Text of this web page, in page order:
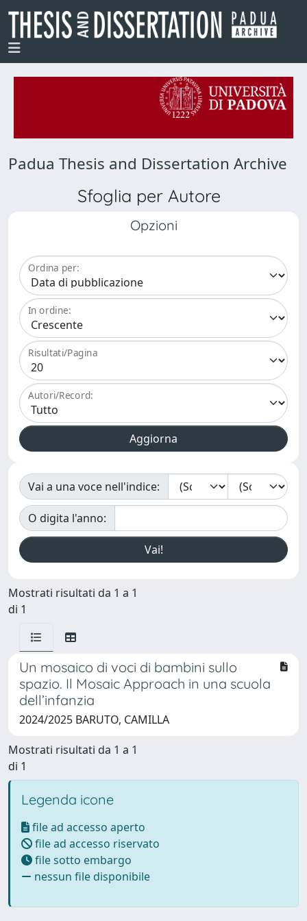
Padua Thesis and Dissertation Archive
Sfoglia per Autore
Opzioni
Ordina per:
In ordine:
Risultati/Pagina
Autori/Record:
Vai a una voce nell'indice:
O digita l'anno:
Mostrati risultati da 1 a 1
di 1
Un mosaico di voci di bambini sullo
spazio. Il Mosaic Approach in una scuola
dell’infanzia
2024/2025 BARUTO, CAMILLA
Mostrati risultati da 1 a 1
di 1
Legenda icone
file ad accesso aperto
file ad accesso riservato
file sotto embargo
nessun file disponibile